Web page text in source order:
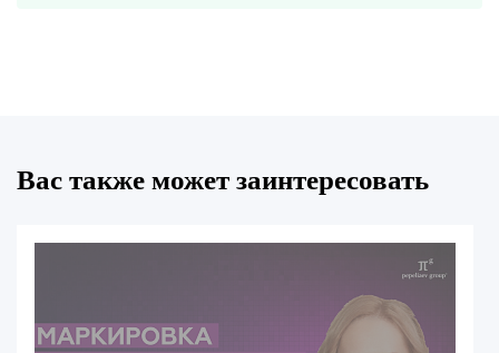
Вас также может заинтересовать